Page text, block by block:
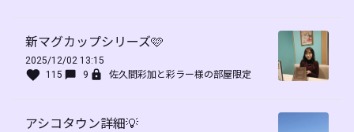
新マグカップシリーズ🩷
2025/12/02 13:15
115
9 佐久間彩加と彩ラー様の部屋限定
アシコタウン詳細💡